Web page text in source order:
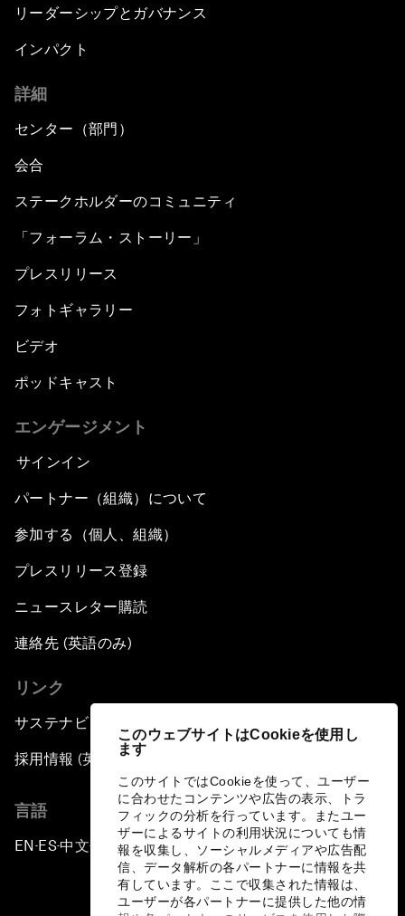
このウェブサイトはCookieを使用し
ます
このサイトではCookieを使って、ユーザー
に合わせたコンテンツや広告の表示、トラ
フィックの分析を行っています。またユー
ザーによるサイトの利用状況についても情
報を収集し、ソーシャルメディアや広告配
信、データ解析の各パートナーに情報を共
有しています。ここで収集された情報は、
ユーザーが各パートナーに提供した他の情
リーダーシップとガバナンス
インパクト
詳細
センター（部門）
会合
ステークホルダーのコミュニティ
「フォーラム・ストーリー」
プレスリリース
フォトギャラリー
ビデオ
ポッドキャスト
エンゲージメント
サインイン
パートナー（組織）について
参加する（個人、組織）
プレスリリース登録
ニュースレター購読
連絡先 (英語のみ)
リンク
サステナビリティへの取り組み
採用情報 (英語のみ)
言語
EN ▪ES▪中文▪ 日本語